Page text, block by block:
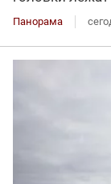
Панорама